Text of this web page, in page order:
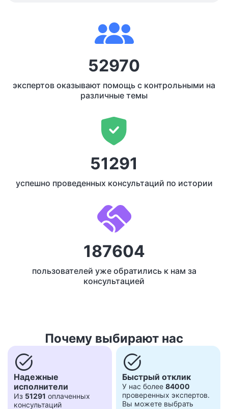
52970
экспертов оказывают помощь с контрольными на
различные темы
51291
успешно проведенных консультаций по истории
187604
пользователей уже обратились к нам за
консультацией
Почему выбирают нас
task_alt
Надежные
исполнители
Из 51291 оплаченных
консультаций
task_alt
Быстрый отклик
У нас более 84000
проверенных экспертов.
Вы можете выбрать